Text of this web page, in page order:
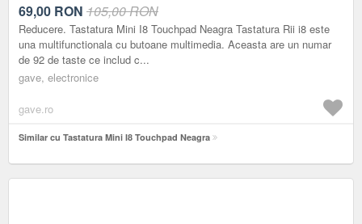
69,00 RON 105,00 RON
Reducere. Tastatura Mini I8 Touchpad Neagra Tastatura Rii i8 este
una multifunctionala cu butoane multimedia. Aceasta are un numar
de 92 de taste ce includ c...
gave, electronice
gave.ro
Similar cu Tastatura Mini I8 Touchpad Neagra